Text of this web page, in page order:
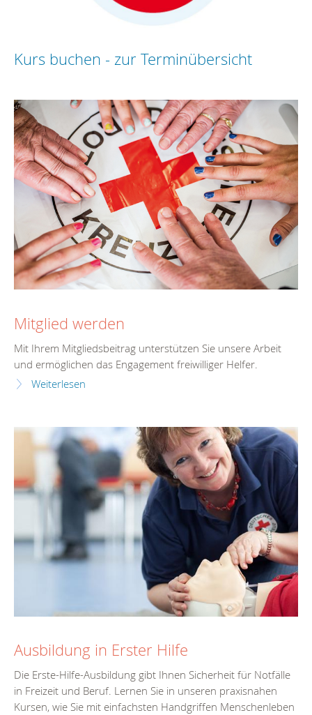
Kurs buchen - zur Terminübersicht
Mitglied werden
Mit Ihrem Mitgliedsbeitrag unterstützen Sie unsere Arbeit
und ermöglichen das Engagement freiwilliger Helfer.
Weiterlesen
Ausbildung in Erster Hilfe
Die Erste-Hilfe-Ausbildung gibt Ihnen Sicherheit für Notfälle
in Freizeit und Beruf. Lernen Sie in unseren praxisnahen
Kursen, wie Sie mit einfachsten Handgriffen Menschenleben